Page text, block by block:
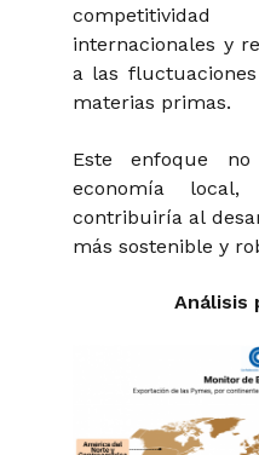
internacionales y
a las
materias primas.
Este enfoque
economía
contribuiría al
más sostenible y
Análisis